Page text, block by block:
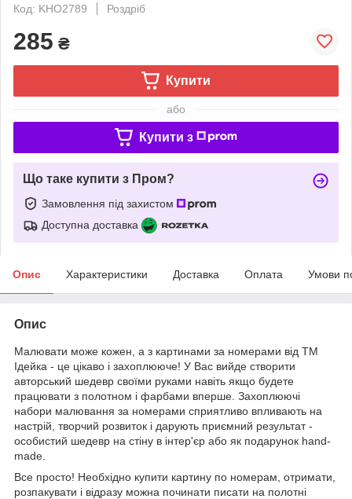
Код: KHO2789
Роздріб
285 ₴
Купити
або
Купити з
Що таке купити з Пром?
Замовлення під захистом
Доступна доставка
Опис Характеристики Доставка Оплата Умови
Опис
Малювати може кожен, а з картинами за номерами від ТМ
Ідейка - це цікаво і захоплююче! У Вас вийде створити
авторський шедевр своїми руками навіть якщо будете
працювати з полотном і фарбами вперше. Захоплюючі
набори малювання за номерами сприятливо впливають на
настрій, творчий розвиток і дарують приємний результат -
особистий шедевр на стіну в інтер'єр або як подарунок hand-
made.
Все просто! Необхідно купити картину по номерам, отримати,
розпакувати і відразу можна починати писати на полотні